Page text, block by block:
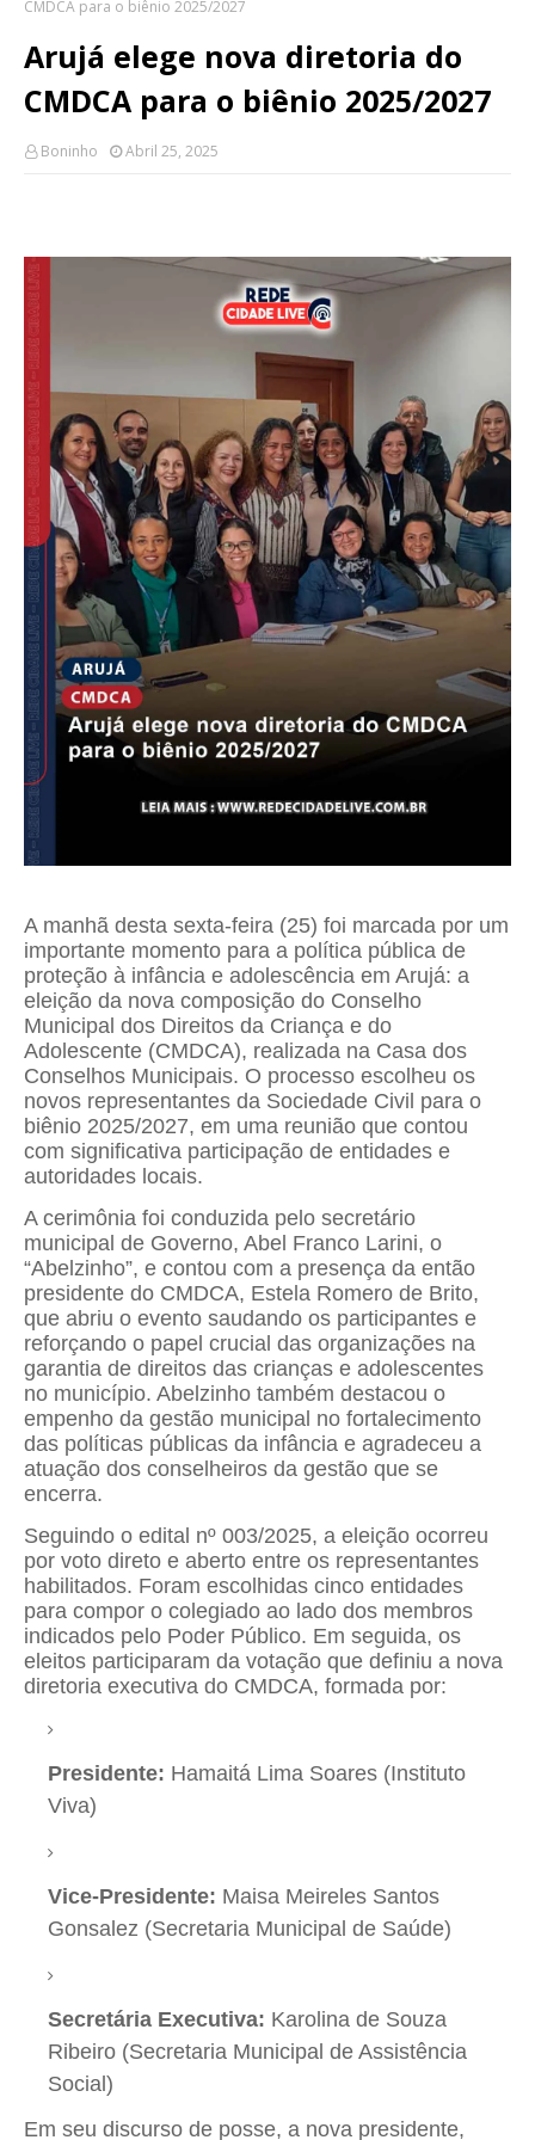
CMDCA para o biênio 2025/2027
Arujá elege nova diretoria do
CMDCA para o biênio 2025/2027
Boninho Abril 25, 2025
A manhã desta sexta-feira (25) foi marcada por um
importante momento para a política pública de
proteção à infância e adolescência em Arujá: a
eleição da nova composição do Conselho
Municipal dos Direitos da Criança e do
Adolescente (CMDCA), realizada na Casa dos
Conselhos Municipais. O processo escolheu os
novos representantes da Sociedade Civil para o
biênio 2025/2027, em uma reunião que contou
com significativa participação de entidades e
autoridades locais.
A cerimônia foi conduzida pelo secretário
municipal de Governo, Abel Franco Larini, o
“Abelzinho”, e contou com a presença da então
presidente do CMDCA, Estela Romero de Brito,
que abriu o evento saudando os participantes e
reforçando o papel crucial das organizações na
garantia de direitos das crianças e adolescentes
no município. Abelzinho também destacou o
empenho da gestão municipal no fortalecimento
das políticas públicas da infância e agradeceu a
atuação dos conselheiros da gestão que se
encerra.
Seguindo o edital nº 003/2025, a eleição ocorreu
por voto direto e aberto entre os representantes
habilitados. Foram escolhidas cinco entidades
para compor o colegiado ao lado dos membros
indicados pelo Poder Público. Em seguida, os
eleitos participaram da votação que definiu a nova
diretoria executiva do CMDCA, formada por:
Presidente: Hamaitá Lima Soares (Instituto
Viva)
Vice-Presidente: Maisa Meireles Santos
Gonsalez (Secretaria Municipal de Saúde)
Secretária Executiva: Karolina de Souza
Ribeiro (Secretaria Municipal de Assistência
Social)
Em seu discurso de posse, a nova presidente,